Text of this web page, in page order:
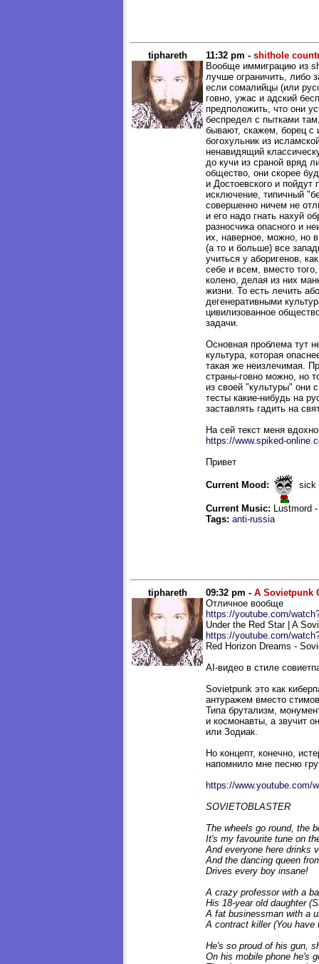
tiphareth 11:32 pm - shithole
Вообще иммиграцию из
лучше ограничить, либо
если сомалийцы (или
говно, ужас и адский
предположить, что они
беспредел с пытками
бывают, скажем, борец с
богохульник из
ненавидящий
до кучи из сраной вряд
общество, они скорее
и Достоевского и
исключение, типичный
совершенно ничем не
и его надо гнать нахуй
разносчика опасного и
их, наверное, можно, но
(а то и больше) все
учиться у аборигенов,
себе и всем, вместо
колено, делая из них
жизни. То есть лечить
дегенеративными
цивилизованное
задачи.
Основная проблема тут
культура, которая
такая же неизлечимая.
страны-говно можно, но
из своей "культуры" они
тесты какие-нибудь на
заставлять гадить на
На сей текст меня
https://www.spiked-
Привет
Current Mood: sick
Current Music: Lustmord
Tags: anti-russia
tiphareth 09:32 pm - A Sovietpunk
Отличное вообще
https://youtube.com/
Under the Red Star | A
https://youtube.com/
Red Horizon Dreams -
AI-видео в стиле
Sovietpunk это как
антуражем вместо
Типа брутализм,
и космонавты, а звучит
или Зодиак.
Но концепт, конечно,
напомнило мне песню
https://www.youtube.com/
SOVIETOBLASTER
The wheels go round, the
It's my favourite tune on
And everyone here drinks
And the dancing queen
Drives every boy insane!
A crazy professor with a
His 18-year old daughter
A fat businessman with a
A contract killer (You have
He's so proud of his gun,
On his mobile phone he's